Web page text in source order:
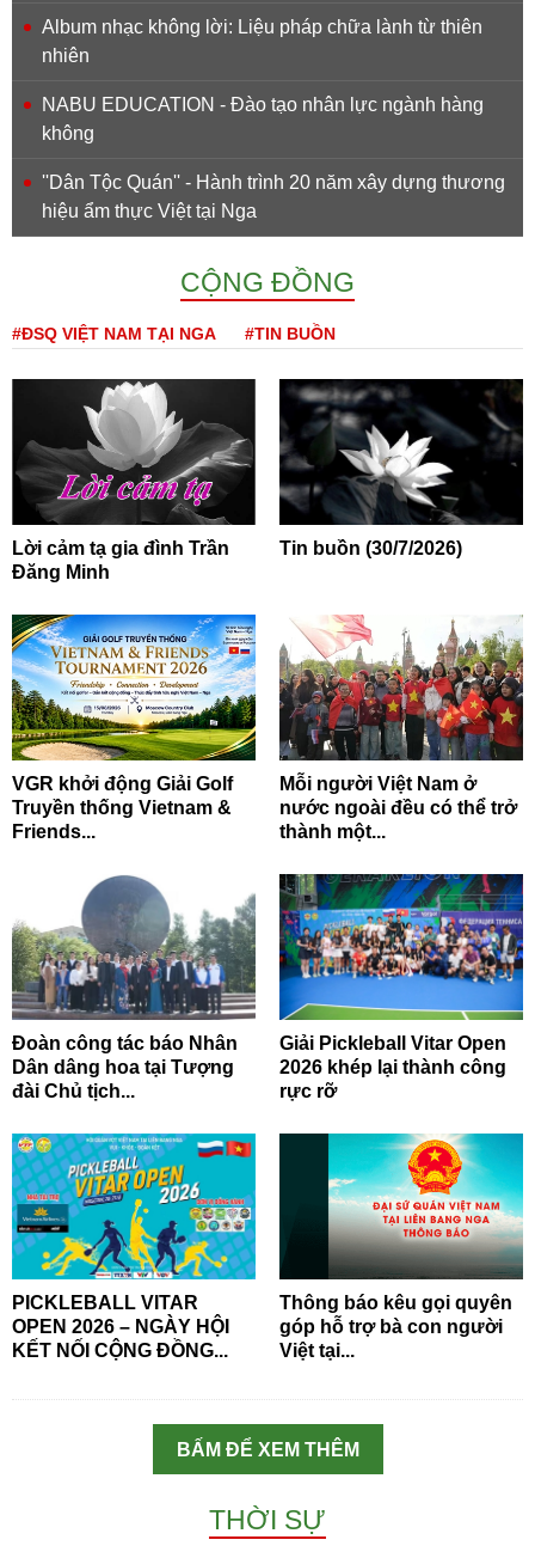
Album nhạc không lời: Liệu pháp chữa lành từ thiên
nhiên
NABU EDUCATION - Đào tạo nhân lực ngành hàng
không
''Dân Tộc Quán'' - Hành trình 20 năm xây dựng thương
hiệu ẩm thực Việt tại Nga
CỘNG ĐỒNG
#ĐSQ VIỆT NAM TẠI NGA #TIN BUỒN
Lời cảm tạ gia đình Trần
Đăng Minh
Tin buồn (30/7/2026)
VGR khởi động Giải Golf
Truyền thống Vietnam &
Friends...
Mỗi người Việt Nam ở
nước ngoài đều có thể trở
thành một...
Đoàn công tác báo Nhân
Dân dâng hoa tại Tượng
đài Chủ tịch...
Giải Pickleball Vitar Open
2026 khép lại thành công
rực rỡ
PICKLEBALL VITAR
OPEN 2026 – NGÀY HỘI
KẾT NỐI CỘNG ĐỒNG...
Thông báo kêu gọi quyên
góp hỗ trợ bà con người
Việt tại...
BẤM ĐỂ XEM THÊM
THỜI SỰ